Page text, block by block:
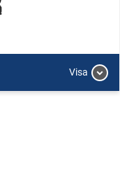
Visa